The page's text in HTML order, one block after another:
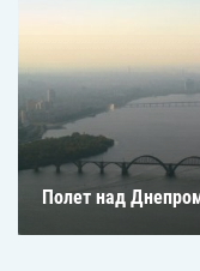
Полет над